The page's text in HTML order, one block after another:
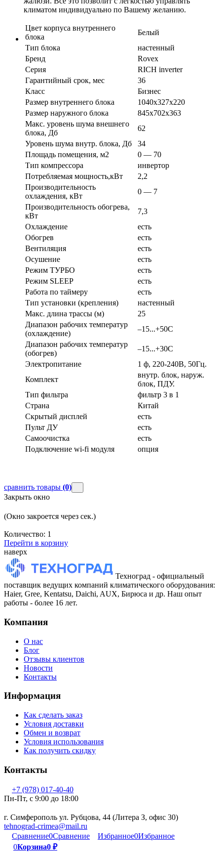
климатом индивидуально по Вашему желанию.
Цвет корпуса внутреннего
блока
Белый
Тип блока
настенный
Бренд
Rovex
Серия
RICH inverter
Гарантийный срок, мес
36
Класс
Бизнес
Размер внутреннего блока
1040х327х220
Размер наружного блока
845х702х363
Макс. уровень шума внешнего
блока, Дб
62
Уровень шума внутр. блока, Дб
34
Площадь помещения, м2
0 — 70
Тип компрессора
инвертор
Потребляемая мощность,кВт
2,2
Производительность
охлаждения, кВт
0 — 7
Производительность обогрева,
кВт
7,3
Охлаждение
есть
Обогрев
есть
Вентиляция
есть
Осушение
есть
Режим ТУРБО
есть
Режим SLEEP
есть
Работа по таймеру
есть
Тип установки (крепления)
настенный
Макс. длина трассы (м)
25
Диапазон рабочих температур
(охлаждение)
–15...+50С
Диапазон рабочих температур
(обогрев)
–15...+30С
Электропитание
1 ф, 220-240В, 50Гц.
Комплект
внутр. блок, наруж.
блок, ПДУ.
Тип фильтра
фильтр 3 в 1
Страна
Китай
Скрытый дисплей
есть
Пульт ДУ
есть
Самоочистка
есть
Подключение wi-fi модуля
опция
сравнить товары (0)
Закрыть окно
(Окно закроется через сек.)
Количество: 1
Перейти в корзину
наверх
Техноград - официальный
поставщик ведущих компаний климатического оборудования:
Haier, Gree, Kentatsu, Daichi, AUX, Бирюса и др. Наш опыт
работы - более 16 лет.
Компания
О нас
Блог
Отзывы клиентов
Новости
Контакты
Информация
Как сделать заказ
Условия доставки
Обмен и возврат
Условия использования
Как получить скидку
Контакты
+7 (978) 017-40-40
Пн-Пт, c 9:00 до 18:00
г. Симферополь ул. Рубцова, 44 (Литера З, офис 30)
tehnograd-crimea@mail.ru
Сравнение0Сравнение Избранное0Избранное
0Корзина0 ₽